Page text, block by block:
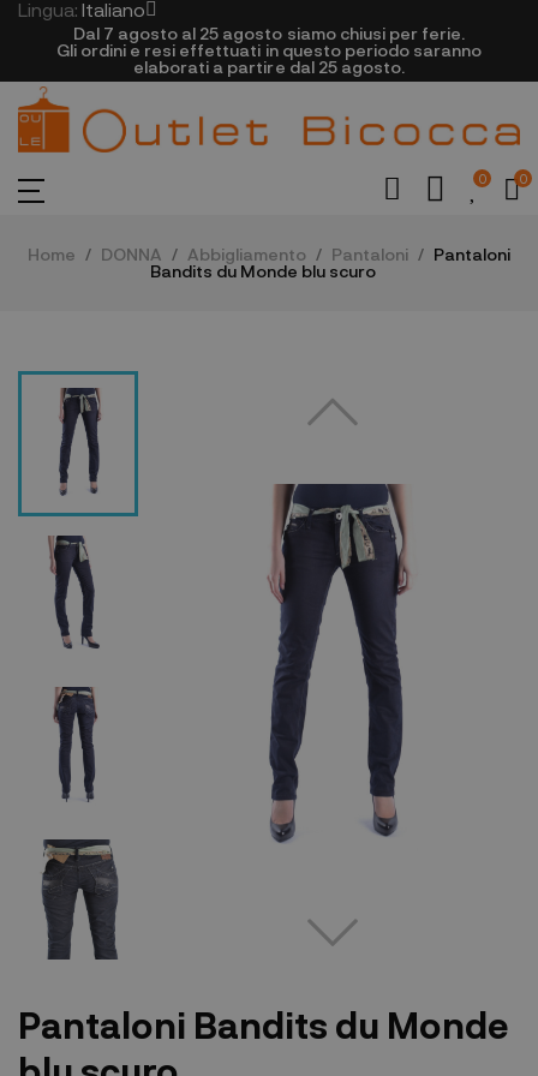
Lingua: Italiano
Dal 7 agosto al 25 agosto siamo chiusi per ferie.
Gli ordini e resi effettuati in questo periodo saranno
elaborati a partire dal 25 agosto.
0 0
Home DONNA Abbigliamento Pantaloni
Pantaloni
Bandits du Monde blu scuro
Pantaloni Bandits du Monde